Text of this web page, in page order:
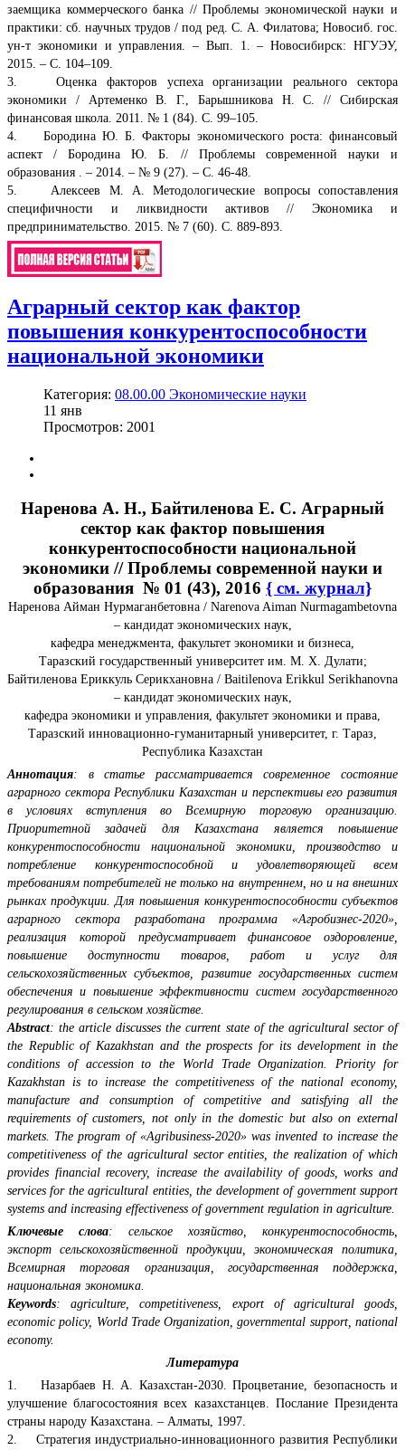
заемщика коммерческого банка // Проблемы экономической науки и
практики: сб. научных трудов / под ред. С. А. Филатова; Новосиб. гос.
ун-т экономики и управления. – Вып. 1. – Новосибирск: НГУЭУ,
2015. – С. 104–109.
3. Оценка факторов успеха организации реального сектора
экономики / Артеменко В. Г., Барышникова Н. С. // Сибирская
финансовая школа. 2011. № 1 (84). С. 99–105.
4. Бородина Ю. Б. Факторы экономического роста: финансовый
аспект / Бородина Ю. Б. // Проблемы современной науки и
образования . – 2014. – № 9 (27). – С. 46-48.
5. Алексеев М. А. Методологические вопросы сопоставления
специфичности и ликвидности активов // Экономика и
предпринимательство. 2015. № 7 (60). С. 889-893.
Аграрный сектор как фактор
повышения конкурентоспособности
национальной экономики
Категория: 08.00.00 Экономические науки
11 янв
Просмотров: 2001
Наренова А. Н., Байтиленова Е. С. Аграрный
сектор как фактор повышения
конкурентоспособности национальной
экономики // Проблемы современной науки и
образования № 01 (43), 2016 { см. журнал}
Наренова Айман Нурмаганбетовна / Narenova Aiman Nurmagambetovna
– кандидат экономических наук,
кафедра менеджмента, факультет экономики и бизнеса,
Таразский государственный университет им. М. Х. Дулати;
Байтиленова Ериккуль Серикхановна / Baitilenova Erikkul Serikhanovna
– кандидат экономических наук,
кафедра экономики и управления, факультет экономики и права,
Таразский инновационно-гуманитарный университет, г. Тараз,
Республика Казахстан
Аннотация: в статье рассматривается современное состояние
аграрного сектора Республики Казахстан и перспективы его развития
в условиях вступления во Всемирную торговую организацию.
Приоритетной задачей для Казахстана является повышение
конкурентоспособности национальной экономики, производство и
потребление конкурентоспособной и удовлетворяющей всем
требованиям потребителей не только на внутреннем, но и на внешних
рынках продукции. Для повышения конкурентоспособности субъектов
аграрного сектора разработана программа «Агробизнес-2020»,
реализация которой предусматривает финансовое оздоровление,
повышение доступности товаров, работ и услуг для
сельскохозяйственных субъектов, развитие государственных систем
обеспечения и повышение эффективности систем государственного
регулирования в сельском хозяйстве.
Abstract: the article discusses the current state of the agricultural sector of
the Republic of Kazakhstan and the prospects for its development in the
conditions of accession to the World Trade Organization. Priority for
Kazakhstan is to increase the competitiveness of the national economy,
manufacture and consumption of competitive and satisfying all the
requirements of customers, not only in the domestic but also on external
markets. The program of «Agribusiness-2020» was invented to increase the
competitiveness of the agricultural sector entities, the realization of which
provides financial recovery, increase the availability of goods, works and
services for the agricultural entities, the development of government support
systems and increasing effectiveness of government regulation in agriculture.
Ключевые слова: сельское хозяйство, конкурентоспособность,
экспорт сельскохозяйственной продукции, экономическая политика,
Всемирная торговая организация, государственная поддержка,
национальная экономика.
Keywords: аgriculture, competitiveness, export of agricultural goods,
economic policy, World Trade Organization, governmental support, national
economy.
Литература
1. Назарбаев Н. А. Казахстан-2030. Процветание, безопасность и
улучшение благосостояния всех казахстанцев. Послание Президента
страны народу Казахстана. – Алматы, 1997.
2. Стратегия индустриально-инновационного развития Республики